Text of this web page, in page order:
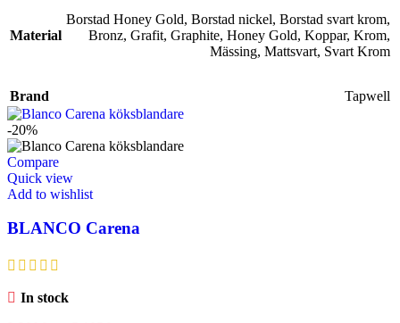
Material
Borstad Honey Gold, Borstad nickel, Borstad svart krom,
Bronz, Grafit, Graphite, Honey Gold, Koppar, Krom,
Mässing, Mattsvart, Svart Krom
Brand Tapwell
-20%
Compare
Quick view
Add to wishlist
BLANCO Carena
In stock